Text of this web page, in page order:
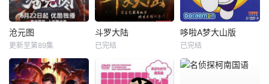
沧元图
更新至第89集
斗罗大陆
已完结
哆啦A梦大山版
已完结